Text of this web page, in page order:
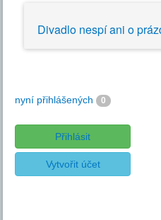
Divadlo nespí ani o
nyní přihlášených 0
Přihlásit
Vytvořit účet